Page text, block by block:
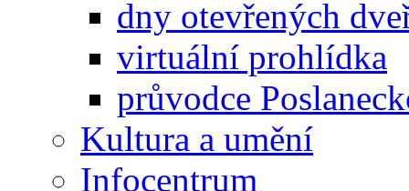
dny otevřených
virtuální prohlídka
průvodce
Kultura a umění
Infocentrum